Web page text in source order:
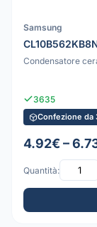
Samsung
Condensatore
3635
Confezione da
4.92€ –
Quantità: